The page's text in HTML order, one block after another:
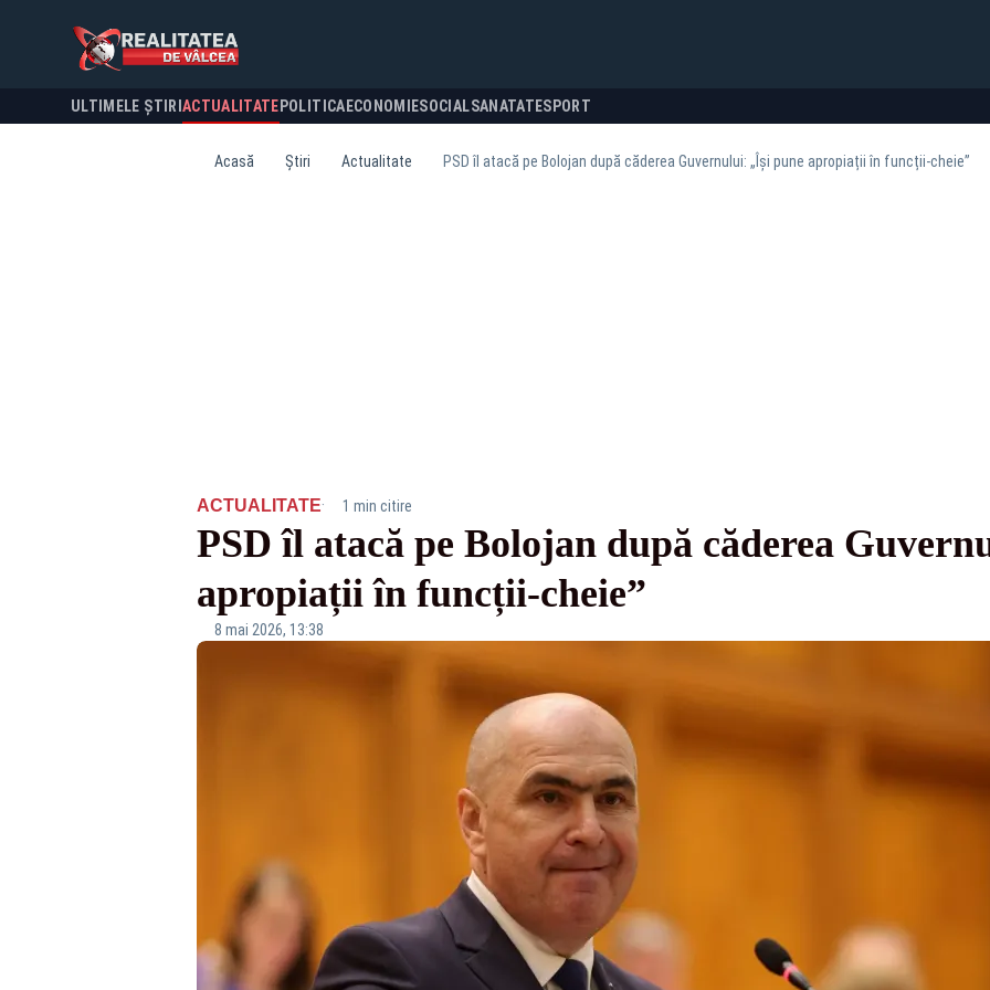
ULTIMELE ȘTIRI ACTUALITATE POLITICA ECONOMIESOCIALSANATATESPORT
Acasă Știri Actualitate PSD îl atacă pe Bolojan după căderea Guvernului: „Își pune apropiații în funcții-cheie”
ACTUALITATE· 1 min citire
PSD îl atacă pe Bolojan după căderea
apropiații în funcții-cheie”
8 mai 2026, 13:38